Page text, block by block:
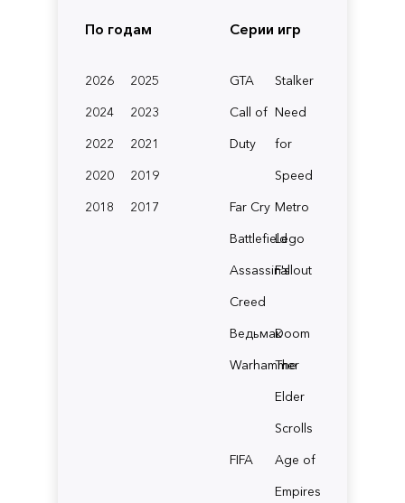
По годам
2026
2025
2024
2023
2022
2021
2020
2019
2018
2017
Серии игр
GTA
Stalker
Call of
Duty
Need
for
Speed
Far Cry Metro
BattlefieldLego
Assassin's
Creed
Fallout
ВедьмакDoom
Warhammer
The
Elder
Scrolls
FIFA
Age of
Empires